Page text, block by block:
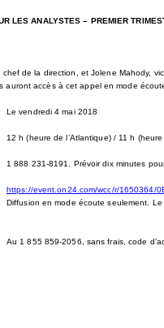
LES ANALYSTES – PREMIER
de la direction, et Jolene Mahody,
auront accès à cet appel en mode
Le vendredi 4 mai 2018
12 h (heure de l’Atlantique) / 11 h (heure
1 888 231-8191. Prévoir dix minutes
https://event.on24.com/wcc/r/1650364/
Diffusion en mode écoute seulement.
Au 1 855 859-2056, sans frais, code